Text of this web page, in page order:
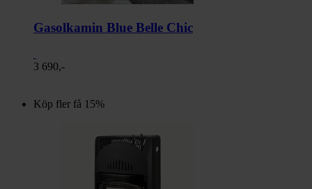
Gasolkamin Blue Belle Chic
3 690,-
Köp fler få 15%